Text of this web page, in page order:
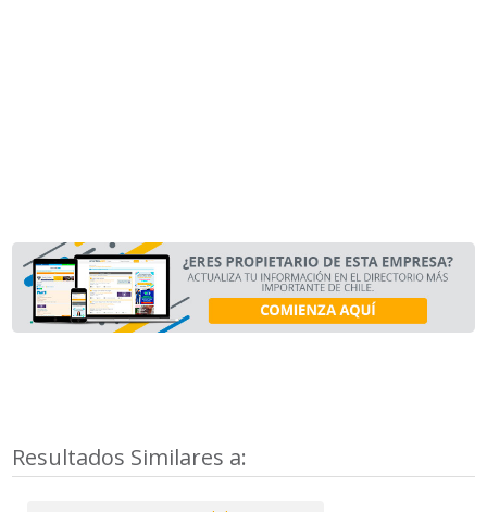
Resultados Similares a: